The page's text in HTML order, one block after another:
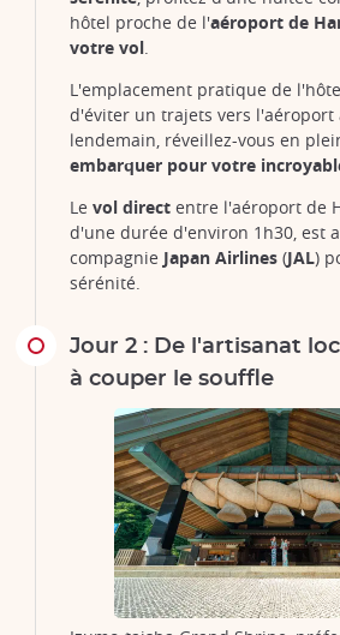
hôtel proche de l'aéroport de
votre vol.
L'emplacement pratique de
d'éviter un trajets vers l'aéroport
lendemain, réveillez-vous en
embarquer pour votre
Le vol direct entre l'aéroport de
d'une durée d'environ 1h30, est
compagnie Japan Airlines (JAL)
sérénité.
Jour 2 : De l'artisanat
à couper le souffle